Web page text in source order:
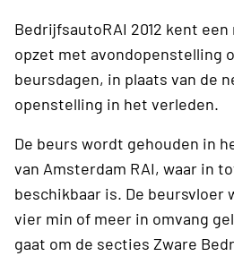
BedrijfsautoRAI 2012 kent
opzet met avondopenstelling
beursdagen, in plaats van de
openstelling in het verleden.
De beurs wordt gehouden in
van Amsterdam RAI, waar in
beschikbaar is. De beursvloer
vier min of meer in omvang
gaat om de secties Zware